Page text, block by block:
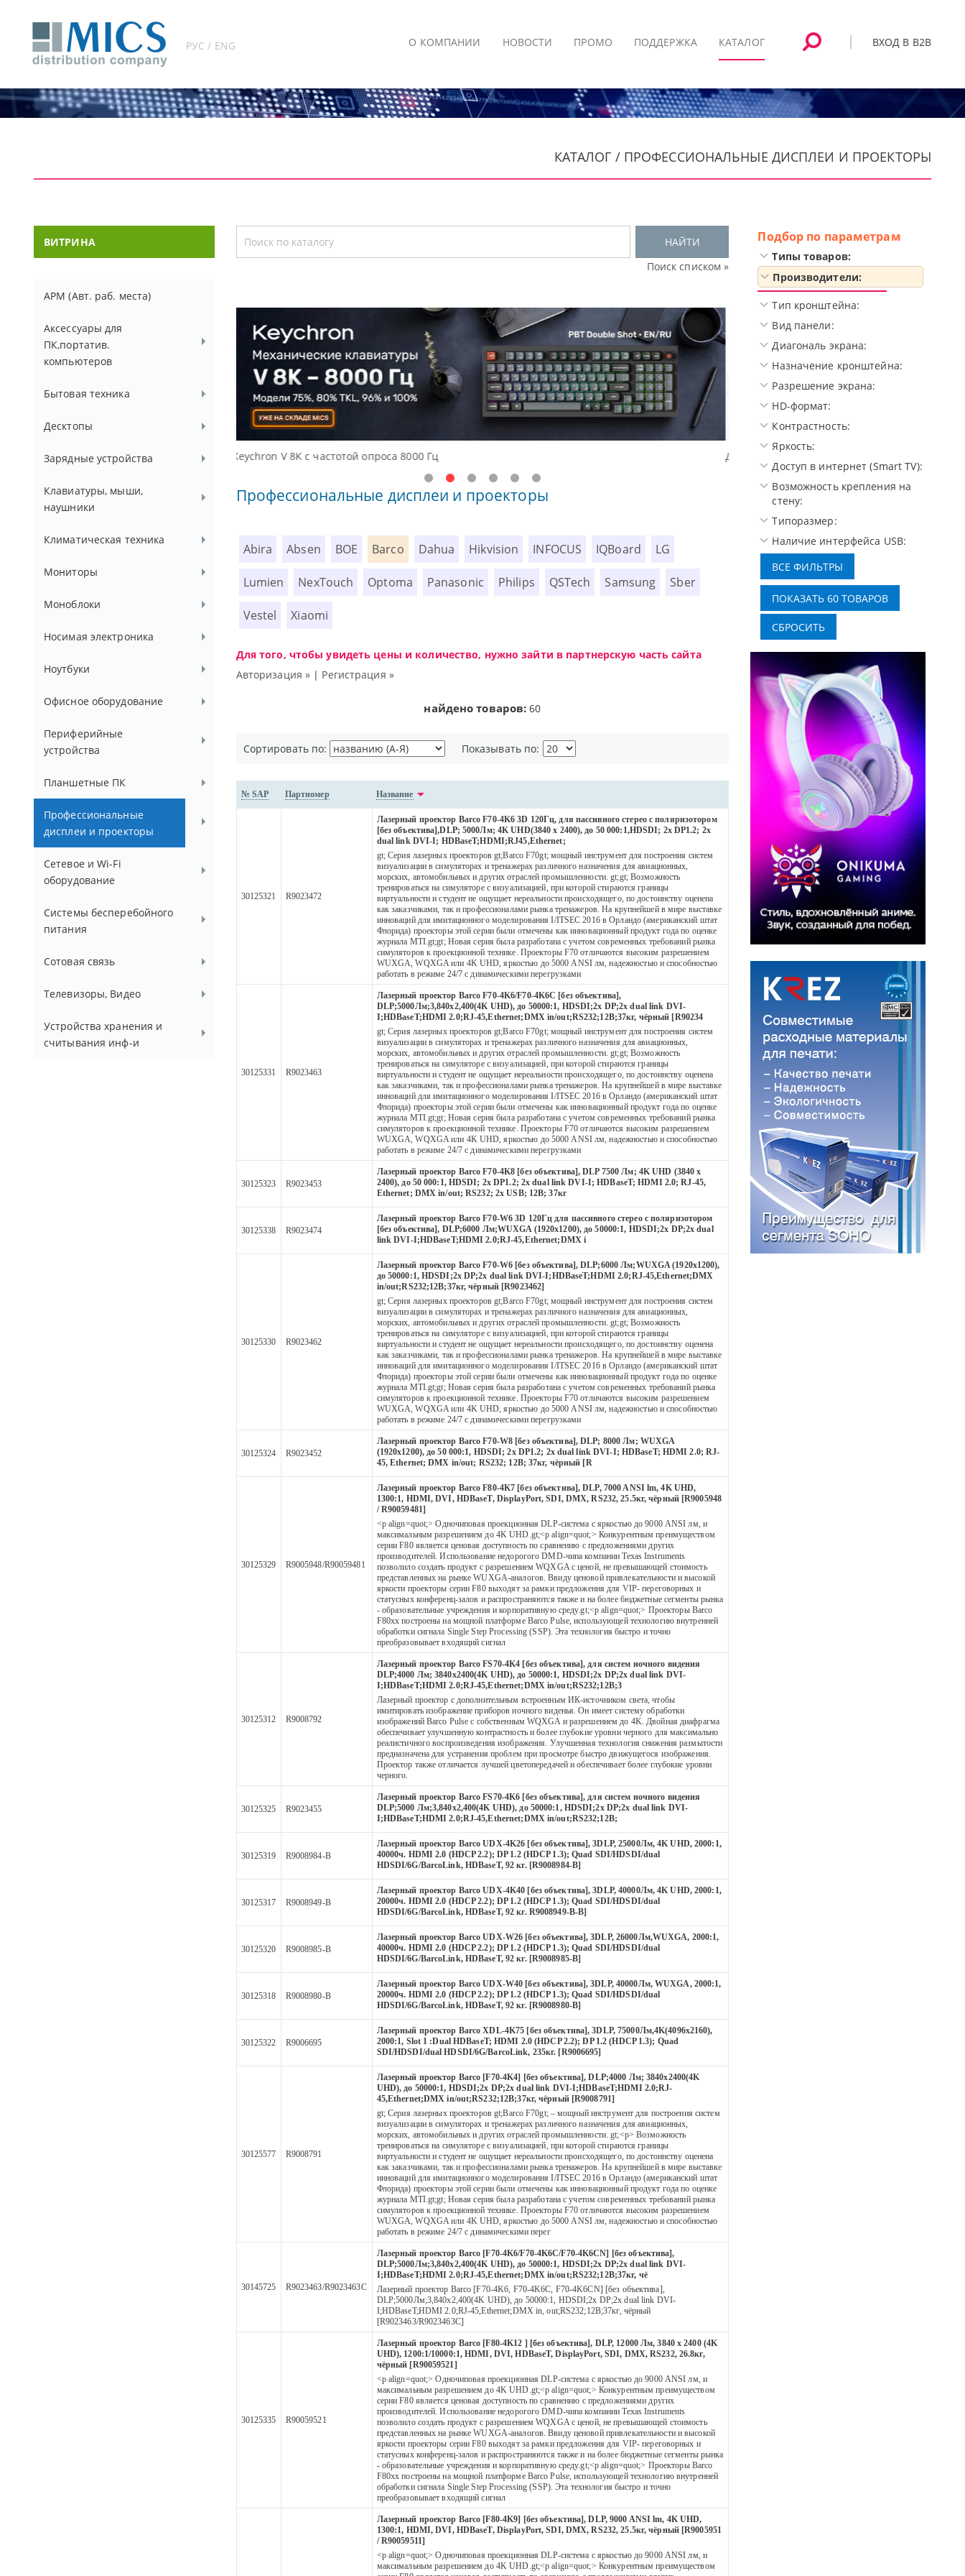
РУС / ENG ВХОД В B2B
О КОМПАНИИ НОВОСТИ ПРОМО ПОДДЕРЖКА КАТАЛОГ
КАТАЛОГ / ПРОФЕССИОНАЛЬНЫЕ ДИСПЛЕИ И ПРОЕКТОРЫ
ВИТРИНА
АРМ (Авт. раб. места)
Аксессуары для
ПК,портатив.
компьютеров
Бытовая техника
Десктопы
Зарядные устройства
Клавиатуры, мыши,
наушники
Климатическая техника
Мониторы
Моноблоки
Носимая электроника
Ноутбуки
Офисное оборудование
Периферийные
устройства
Планшетные ПК
Профессиональные
дисплеи и проекторы
Сетевое и Wi-Fi
оборудование
Системы бесперебойного
питания
Сотовая связь
Телевизоры, Видео
Устройства хранения и
считывания инф-и
НАЙТИ
Поиск списком »
Доступные решения начального уровня, новые мониторы Oceanview. Высокотехнологичная игровая периферия
Профессиональные дисплеи и проекторы
Abira Absen BOE Barco Dahua Hikvision INFOCUS IQBoard LG
Lumien NexTouch Optoma Panasonic Philips QSTech Samsung Sber
Vestel Xiaomi
Для того, чтобы увидеть цены и количество, нужно зайти в партнерскую часть сайта
Авторизация » | Регистрация »
найдено товаров: 60
Сортировать по: Показывать по:
№ SAP Партномер Название
30125321 R9023472
Лазерный проектор Barco F70-4K6 3D 120Гц, для пассивного стерео с поляризотором
[без объектива],DLP; 5000Лм; 4K UHD(3840 x 2400), до 50 000:1,HDSDI; 2x DP1.2; 2x
dual link DVI-I; HDBaseT;HDMI;RJ45,Ethernet;
gt; Серия лазерных проекторов gt;Barco F70gt; мощный инструмент для построения систем
визуализации в симуляторах и тренажерах различного назначения для авиационных,
морских, автомобильных и других отраслей промышленности. gt;gt; Возможность
тренироваться на cимуляторе с визуализацией, при которой стираются границы
виртуальности и студент не ощущает нереальности происходящего, по достоинству оценена
как заказчиками, так и профессионалами рынка тренажеров. На крупнейшей в мире выставке
инноваций для имитационного моделирования I/ITSEC 2016 в Орландо (американский штат
Флорида) проекторы этой серии были отмечены как инновационный продукт года по оценке
журнала MTI.gt;gt; Новая серия была разработана с учетом современных требований рынка
симуляторов к проекционной технике. Проекторы F70 отличаются высоким разрешением
WUXGA, WQXGA или 4K UHD, яркостью до 5000 ANSI лм, надежностью и способностью
работать в режиме 24/7 с динамическими перегрузками
30125331 R9023463
Лазерный проектор Barco F70-4K6/F70-4K6C [без объектива],
DLP;5000Лм;3,840x2,400(4K UHD), до 50000:1, HDSDI;2x DP;2x dual link DVI-
I;HDBaseT;HDMI 2.0;RJ-45,Ethernet;DMX in/out;RS232;12В;37кг, чёрный [R90234
gt; Серия лазерных проекторов gt;Barco F70gt; мощный инструмент для построения систем
визуализации в симуляторах и тренажерах различного назначения для авиационных,
морских, автомобильных и других отраслей промышленности. gt;gt; Возможность
тренироваться на cимуляторе с визуализацией, при которой стираются границы
виртуальности и студент не ощущает нереальности происходящего, по достоинству оценена
как заказчиками, так и профессионалами рынка тренажеров. На крупнейшей в мире выставке
инноваций для имитационного моделирования I/ITSEC 2016 в Орландо (американский штат
Флорида) проекторы этой серии были отмечены как инновационный продукт года по оценке
журнала MTI.gt;gt; Новая серия была разработана с учетом современных требований рынка
симуляторов к проекционной технике. Проекторы F70 отличаются высоким разрешением
WUXGA, WQXGA или 4K UHD, яркостью до 5000 ANSI лм, надежностью и способностью
работать в режиме 24/7 с динамическими перегрузками
30125323 R9023453
Лазерный проектор Barco F70-4K8 [без объектива], DLP 7500 Лм; 4K UHD (3840 x
2400), до 50 000:1, HDSDI; 2x DP1.2; 2x dual link DVI-I; HDBaseT; HDMI 2.0; RJ-45,
Ethernet; DMX in/out; RS232; 2x USB; 12В; 37кг
30125338 R9023474
Лазерный проектор Barco F70-W6 3D 120Гц для пассивного стерео с поляризотором
[без объектива], DLP;6000 Лм;WUXGA (1920x1200), до 50000:1, HDSDI;2x DP;2x dual
link DVI-I;HDBaseT;HDMI 2.0;RJ-45,Ethernet;DMX i
30125330 R9023462
Лазерный проектор Barco F70-W6 [без объектива], DLP;6000 Лм;WUXGA (1920x1200),
до 50000:1, HDSDI;2x DP;2x dual link DVI-I;HDBaseT;HDMI 2.0;RJ-45,Ethernet;DMX
in/out;RS232;12В;37кг, чёрный [R9023462]
gt; Серия лазерных проекторов gt;Barco F70gt; мощный инструмент для построения систем
визуализации в симуляторах и тренажерах различного назначения для авиационных,
морских, автомобильных и других отраслей промышленности. gt;gt; Возможность
тренироваться на cимуляторе с визуализацией, при которой стираются границы
виртуальности и студент не ощущает нереальности происходящего, по достоинству оценена
как заказчиками, так и профессионалами рынка тренажеров. На крупнейшей в мире выставке
инноваций для имитационного моделирования I/ITSEC 2016 в Орландо (американский штат
Флорида) проекторы этой серии были отмечены как инновационный продукт года по оценке
журнала MTI.gt;gt; Новая серия была разработана с учетом современных требований рынка
симуляторов к проекционной технике. Проекторы F70 отличаются высоким разрешением
WUXGA, WQXGA или 4K UHD, яркостью до 5000 ANSI лм, надежностью и способностью
работать в режиме 24/7 с динамическими перегрузками
30125324 R9023452
Лазерный проектор Barco F70-W8 [без объектива], DLP; 8000 Лм; WUXGA
(1920x1200), до 50 000:1, HDSDI; 2x DP1.2; 2x dual link DVI-I; HDBaseT; HDMI 2.0; RJ-
45, Ethernet; DMX in/out; RS232; 12В; 37кг, чёрный [R
30125329 R9005948/R90059481
Лазерный проектор Barco F80-4K7 [без объектива], DLP, 7000 ANSI lm, 4K UHD,
1300:1, HDMI, DVI, HDBaseT, DisplayPort, SDI, DMX, RS232, 25.5кг, чёрный [R9005948
/ R90059481]
<p align=quot;> Одночиповая проекционная DLP-система с яркостью до 9000 ANSI лм, и
максимальным разрешением до 4K UHD.gt;<p align=quot;> Конкурентным преимуществом
серии F80 является ценовая доступность по сравнению с предложениями других
производителей. Использование недорогого DMD-чипа компании Texas Instruments
позволило создать продукт с разрешением WQXGA с ценой, не превышающей стоимость
представленных на рынке WUXGA-аналогов. Ввиду ценовой привлекательности и высокой
яркости проекторы серии F80 выходят за рамки предложения для VIP- переговорных и
статусных конференц-залов и распространяются также и на более бюджетные сегменты рынка
- образовательные учреждения и корпоративную среду.gt;<p align=quot;> Проекторы Barco
F80хх построены на мощной платформе Barco Pulse, использующей технологию внутренней
обработки сигнала Single Step Processing (SSP). Эта технология быстро и точно
преобразовывает входящий сигнал
30125312 R9008792
Лазерный проектор Barco FS70-4K4 [без объектива], для систем ночного видения
DLP;4000 Лм; 3840x2400(4K UHD), до 50000:1, HDSDI;2x DP;2x dual link DVI-
I;HDBaseT;HDMI 2.0;RJ-45,Ethernet;DMX in/out;RS232;12В;3
Лазерный проектор с дополнительным встроенным ИК-источником света, чтобы
имитировать изображение приборов ночного виденья. Он имеет систему обработки
изображений Barco Pulse с собственным WQXGA и разрешением до 4K. Двойная диафрагма
обеспечивает улучшенную контрастность и более глубокие уровни черного для максимально
реалистичного воспроизведения изображения. Улучшенная технология снижения размытости
предназначена для устранения проблем при просмотре быстро движущегося изображения.
Проектор также отличается лучшей цветопередачей и обеспечивает более глубокие уровни
черного.
30125325 R9023455
Лазерный проектор Barco FS70-4K6 [без объектива], для систем ночного видения
DLP;5000 Лм;3,840x2,400(4K UHD), до 50000:1, HDSDI;2x DP;2x dual link DVI-
I;HDBaseT;HDMI 2.0;RJ-45,Ethernet;DMX in/out;RS232;12В;
30125319 R9008984-B
Лазерный проектор Barco UDX-4K26 [без объектива], 3DLP, 25000Лм, 4K UHD, 2000:1,
40000ч. HDMI 2.0 (HDCP 2.2); DP 1.2 (HDCP 1.3); Quad SDI/HDSDI/dual
HDSDI/6G/BarcoLink, HDBaseT, 92 кг. [R9008984-B]
30125317 R9008949-B
Лазерный проектор Barco UDX-4K40 [без объектива], 3DLP, 40000Лм, 4K UHD, 2000:1,
20000ч. HDMI 2.0 (HDCP 2.2); DP 1.2 (HDCP 1.3); Quad SDI/HDSDI/dual
HDSDI/6G/BarcoLink, HDBaseT, 92 кг. R9008949-B-B]
30125320 R9008985-B
Лазерный проектор Barco UDX-W26 [без объектива], 3DLP, 26000Лм,WUXGA, 2000:1,
40000ч. HDMI 2.0 (HDCP 2.2); DP 1.2 (HDCP 1.3); Quad SDI/HDSDI/dual
HDSDI/6G/BarcoLink, HDBaseT, 92 кг. [R9008985-B]
30125318 R9008980-B
Лазерный проектор Barco UDX-W40 [без объектива], 3DLP, 40000Лм, WUXGA, 2000:1,
20000ч. HDMI 2.0 (HDCP 2.2); DP 1.2 (HDCP 1.3); Quad SDI/HDSDI/dual
HDSDI/6G/BarcoLink, HDBaseT, 92 кг. [R9008980-B]
30125322 R9006695
Лазерный проектор Barco XDL-4K75 [без объектива], 3DLP, 75000Лм,4K(4096x2160),
2000:1, Slot 1 :Dual HDBaseT; HDMI 2.0 (HDCP 2.2); DP 1.2 (HDCP 1.3); Quad
SDI/HDSDI/dual HDSDI/6G/BarcoLink, 235кг. [R9006695]
30125577 R9008791
Лазерный проектор Barco [F70-4K4] [без объектива], DLP;4000 Лм; 3840x2400(4K
UHD), до 50000:1, HDSDI;2x DP;2x dual link DVI-I;HDBaseT;HDMI 2.0;RJ-
45,Ethernet;DMX in/out;RS232;12В;37кг, чёрный [R9008791]
gt; Серия лазерных проекторов gt;Barco F70gt; – мощный инструмент для построения систем
визуализации в симуляторах и тренажерах различного назначения для авиационных,
морских, автомобильных и других отраслей промышленности. gt;<p> Возможность
тренироваться на cимуляторе с визуализацией, при которой стираются границы
виртуальности и студент не ощущает нереальности происходящего, по достоинству оценена
как заказчиками, так и профессионалами рынка тренажеров. На крупнейшей в мире выставке
инноваций для имитационного моделирования I/ITSEC 2016 в Орландо (американский штат
Флорида) проекторы этой серии были отмечены как инновационный продукт года по оценке
журнала MTI.gt;gt; Новая серия была разработана с учетом современных требований рынка
симуляторов к проекционной технике. Проекторы F70 отличаются высоким разрешением
WUXGA, WQXGA или 4K UHD, яркостью до 5000 ANSI лм, надежностью и способностью
работать в режиме 24/7 с динамическими перег
30145725 R9023463/R9023463С
Лазерный проектор Barco [F70-4K6/F70-4K6C/F70-4K6CN] [без объектива],
DLP;5000Лм;3,840x2,400(4K UHD), до 50000:1, HDSDI;2x DP;2x dual link DVI-
I;HDBaseT;HDMI 2.0;RJ-45,Ethernet;DMX in/out;RS232;12В;37кг, чё
Лазерный проектор Barco [F70-4K6, F70-4K6C, F70-4K6CN] [без объектива],
DLP;5000Лм;3,840x2,400(4K UHD), до 50000:1, HDSDI;2x DP;2x dual link DVI-
I;HDBaseT;HDMI 2.0;RJ-45,Ethernet;DMX in, out;RS232;12В;37кг, чёрный
[R9023463/R9023463С]
30125335 R90059521
Лазерный проектор Barco [F80-4K12 ] [без объектива], DLP, 12000 Лм, 3840 x 2400 (4K
UHD), 1200:1/10000:1, HDMI, DVI, HDBaseT, DisplayPort, SDI, DMX, RS232, 26.8кг,
чёрный [R90059521]
<p align=quot;> Одночиповая проекционная DLP-система с яркостью до 9000 ANSI лм, и
максимальным разрешением до 4K UHD.gt;<p align=quot;> Конкурентным преимуществом
серии F80 является ценовая доступность по сравнению с предложениями других
производителей. Использование недорогого DMD-чипа компании Texas Instruments
позволило создать продукт с разрешением WQXGA с ценой, не превышающей стоимость
представленных на рынке WUXGA-аналогов. Ввиду ценовой привлекательности и высокой
яркости проекторы серии F80 выходят за рамки предложения для VIP- переговорных и
статусных конференц-залов и распространяются также и на более бюджетные сегменты рынка
- образовательные учреждения и корпоративную среду.gt;<p align=quot;> Проекторы Barco
F80хх построены на мощной платформе Barco Pulse, использующей технологию внутренней
обработки сигнала Single Step Processing (SSP). Эта технология быстро и точно
преобразовывает входящий сигнал
Лазерный проектор Barco [F80-4K9] [без объектива], DLP, 9000 ANSI lm, 4K UHD,
1300:1, HDMI, DVI, HDBaseT, DisplayPort, SDI, DMX, RS232, 25.5кг, чёрный [R9005951
/ R90059511]
<p align=quot;> Одночиповая проекционная DLP-система с яркостью до 9000 ANSI лм, и
максимальным разрешением до 4K UHD.gt;<p align=quot;> Конкурентным преимуществом
Подбор по параметрам
Типы товаров:
Производители:
Тип кронштейна:
Вид панели:
Диагональ экрана:
Назначение кронштейна:
Разрешение экрана:
HD-формат:
Контрастность:
Яркость:
Доступ в интернет (Smart TV):
Возможность крепления на
стену:
Типоразмер:
Наличие интерфейса USB: